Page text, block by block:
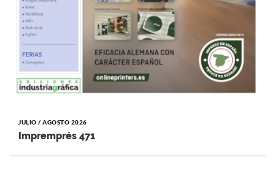
JULIO / AGOSTO 2026
Impremprés 471